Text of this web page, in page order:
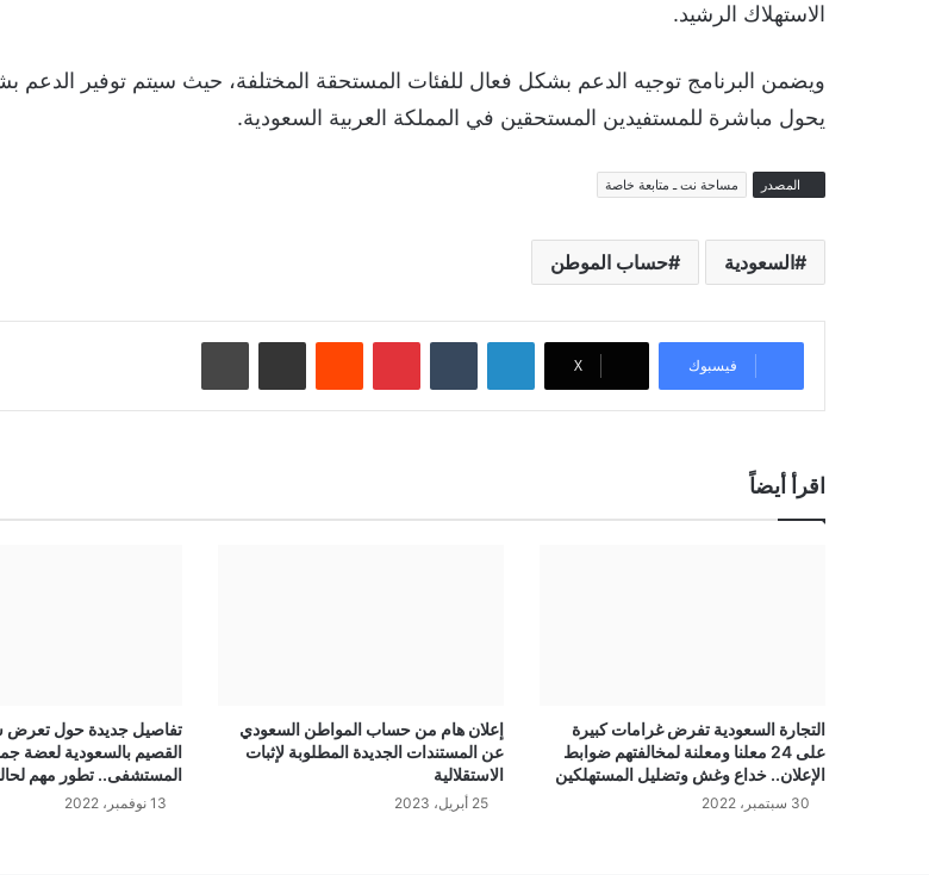
الاستهلاك الرشيد.
ويضمن البرنامج توجيه الدعم بشكل فعال للفئات المستحقة المختلفة، حيث سيتم توفير الدعم
يحول مباشرة للمستفيدين المستحقين في المملكة العربية السعودية.
المصدر مساحة نت ـ متابعة خاصة
السعودية حساب الموطن
فيسبوك ‫X
لينكدإن بينتيريست
اقرأ أيضاً
التجارة السعودية تفرض غرامات كبيرة
على 24 معلنا ومعلنة لمخالفتهم ضوابط
الإعلان.. خداع وغش وتضليل المستهلكين
30 سبتمبر، 2022
إعلان هام من حساب المواطن السعودي
عن المستندات الجديدة المطلوبة لإثبات
الاستقلالية
25 أبريل، 2023
تفاصيل جديدة حول
القصيم بالسعودية لعضة
المستشفى.. تطور مهم
13 نوفمبر، 2022